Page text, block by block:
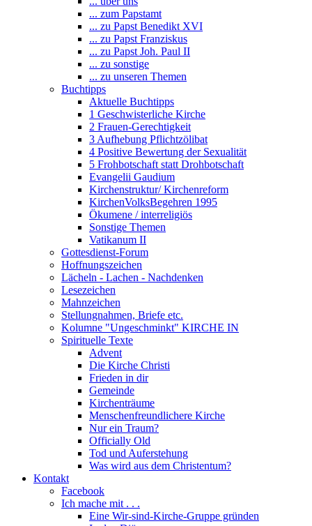
... zum Papstamt
... zu Papst Benedikt XVI
... zu Papst Franziskus
... zu Papst Joh. Paul II
... zu sonstige
... zu unseren Themen
Buchtipps
Aktuelle Buchtipps
1 Geschwisterliche Kirche
2 Frauen-Gerechtigkeit
3 Aufhebung Pflichtzölibat
4 Positive Bewertung der Sexualität
5 Frohbotschaft statt Drohbotschaft
Evangelii Gaudium
Kirchenstruktur/ Kirchenreform
KirchenVolksBegehren 1995
Ökumene / interreligiös
Sonstige Themen
Vatikanum II
Gottesdienst-Forum
Hoffnungszeichen
Lächeln - Lachen - Nachdenken
Lesezeichen
Mahnzeichen
Stellungnahmen, Briefe etc.
Kolumne "Ungeschminkt" KIRCHE IN
Spirituelle Texte
Advent
Die Kirche Christi
Frieden in dir
Gemeinde
Kirchenträume
Menschenfreundlichere Kirche
Nur ein Traum?
Officially Old
Tod und Auferstehung
Was wird aus dem Christentum?
Kontakt
Facebook
Ich mache mit . . .
Eine Wir-sind-Kirche-Gruppe gründen